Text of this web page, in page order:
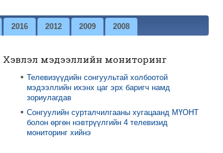
2016 2012 2009 2008
Хэвлэл мэдээллийн мониторинг
Телевизүүдийн сонгуультай холбоотой
мэдээллийн ихэнх цаг эрх баригч намд
зориулагдав
Сонгуулийн сурталчилгааны хугацаанд МҮОНТ
болон өргөн нэвтрүүлгийн 4 телевизид
мониторинг хийнэ